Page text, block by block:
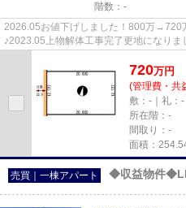
階数：-
2026.05お値下げしました！800万→720
♪2023.05上物解体工事完了更地になりま
720万円
(管理費・共
敷：-｜礼：-
所在階：-
間取り：-
面積：
売買｜一棟アパート ◆収益物件